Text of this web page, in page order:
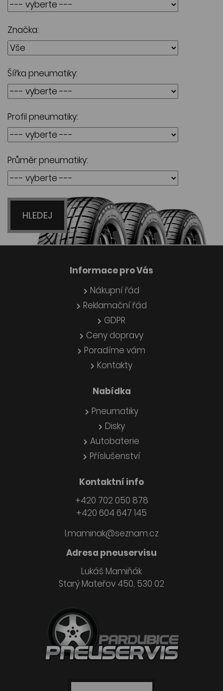
Značka:
Šířka pneumatiky:
Profil pneumatiky:
Průměr pneumatiky:
HLEDEJ
Informace pro Vás
Nákupní řád
Reklamační řád
GDPR
Ceny dopravy
Poradíme vám
Kontakty
Nabídka
Pneumatiky
Disky
Autobaterie
Příslušenství
Kontaktní info
+420 702 050 878
+420 604 647 145
l.maminak@seznam.cz
Adresa pneuservisu
Lukáš Mamiňák
Starý Mateřov 450, 530 02